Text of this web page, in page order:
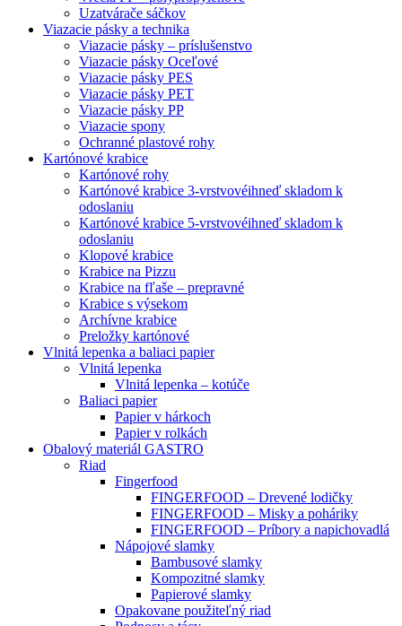
Uzatvárače sáčkov
Viazacie pásky a technika
Viazacie pásky – príslušenstvo
Viazacie pásky Oceľové
Viazacie pásky PES
Viazacie pásky PET
Viazacie pásky PP
Viazacie spony
Ochranné plastové rohy
Kartónové krabice
Kartónové rohy
Kartónové krabice 3-vrstvovéihneď skladom k
odoslaniu
Kartónové krabice 5-vrstvovéihneď skladom k
odoslaniu
Klopové krabice
Krabice na Pizzu
Krabice na fľaše – prepravné
Krabice s výsekom
Archívne krabice
Preložky kartónové
Vlnitá lepenka a baliaci papier
Vlnitá lepenka
Vlnitá lepenka – kotúče
Baliaci papier
Papier v hárkoch
Papier v rolkách
Obalový materiál GASTRO
Riad
Fingerfood
FINGERFOOD – Drevené lodičky
FINGERFOOD – Misky a poháriky
FINGERFOOD – Príbory a napichovadlá
Nápojové slamky
Bambusové slamky
Kompozitné slamky
Papierové slamky
Opakovane použiteľný riad